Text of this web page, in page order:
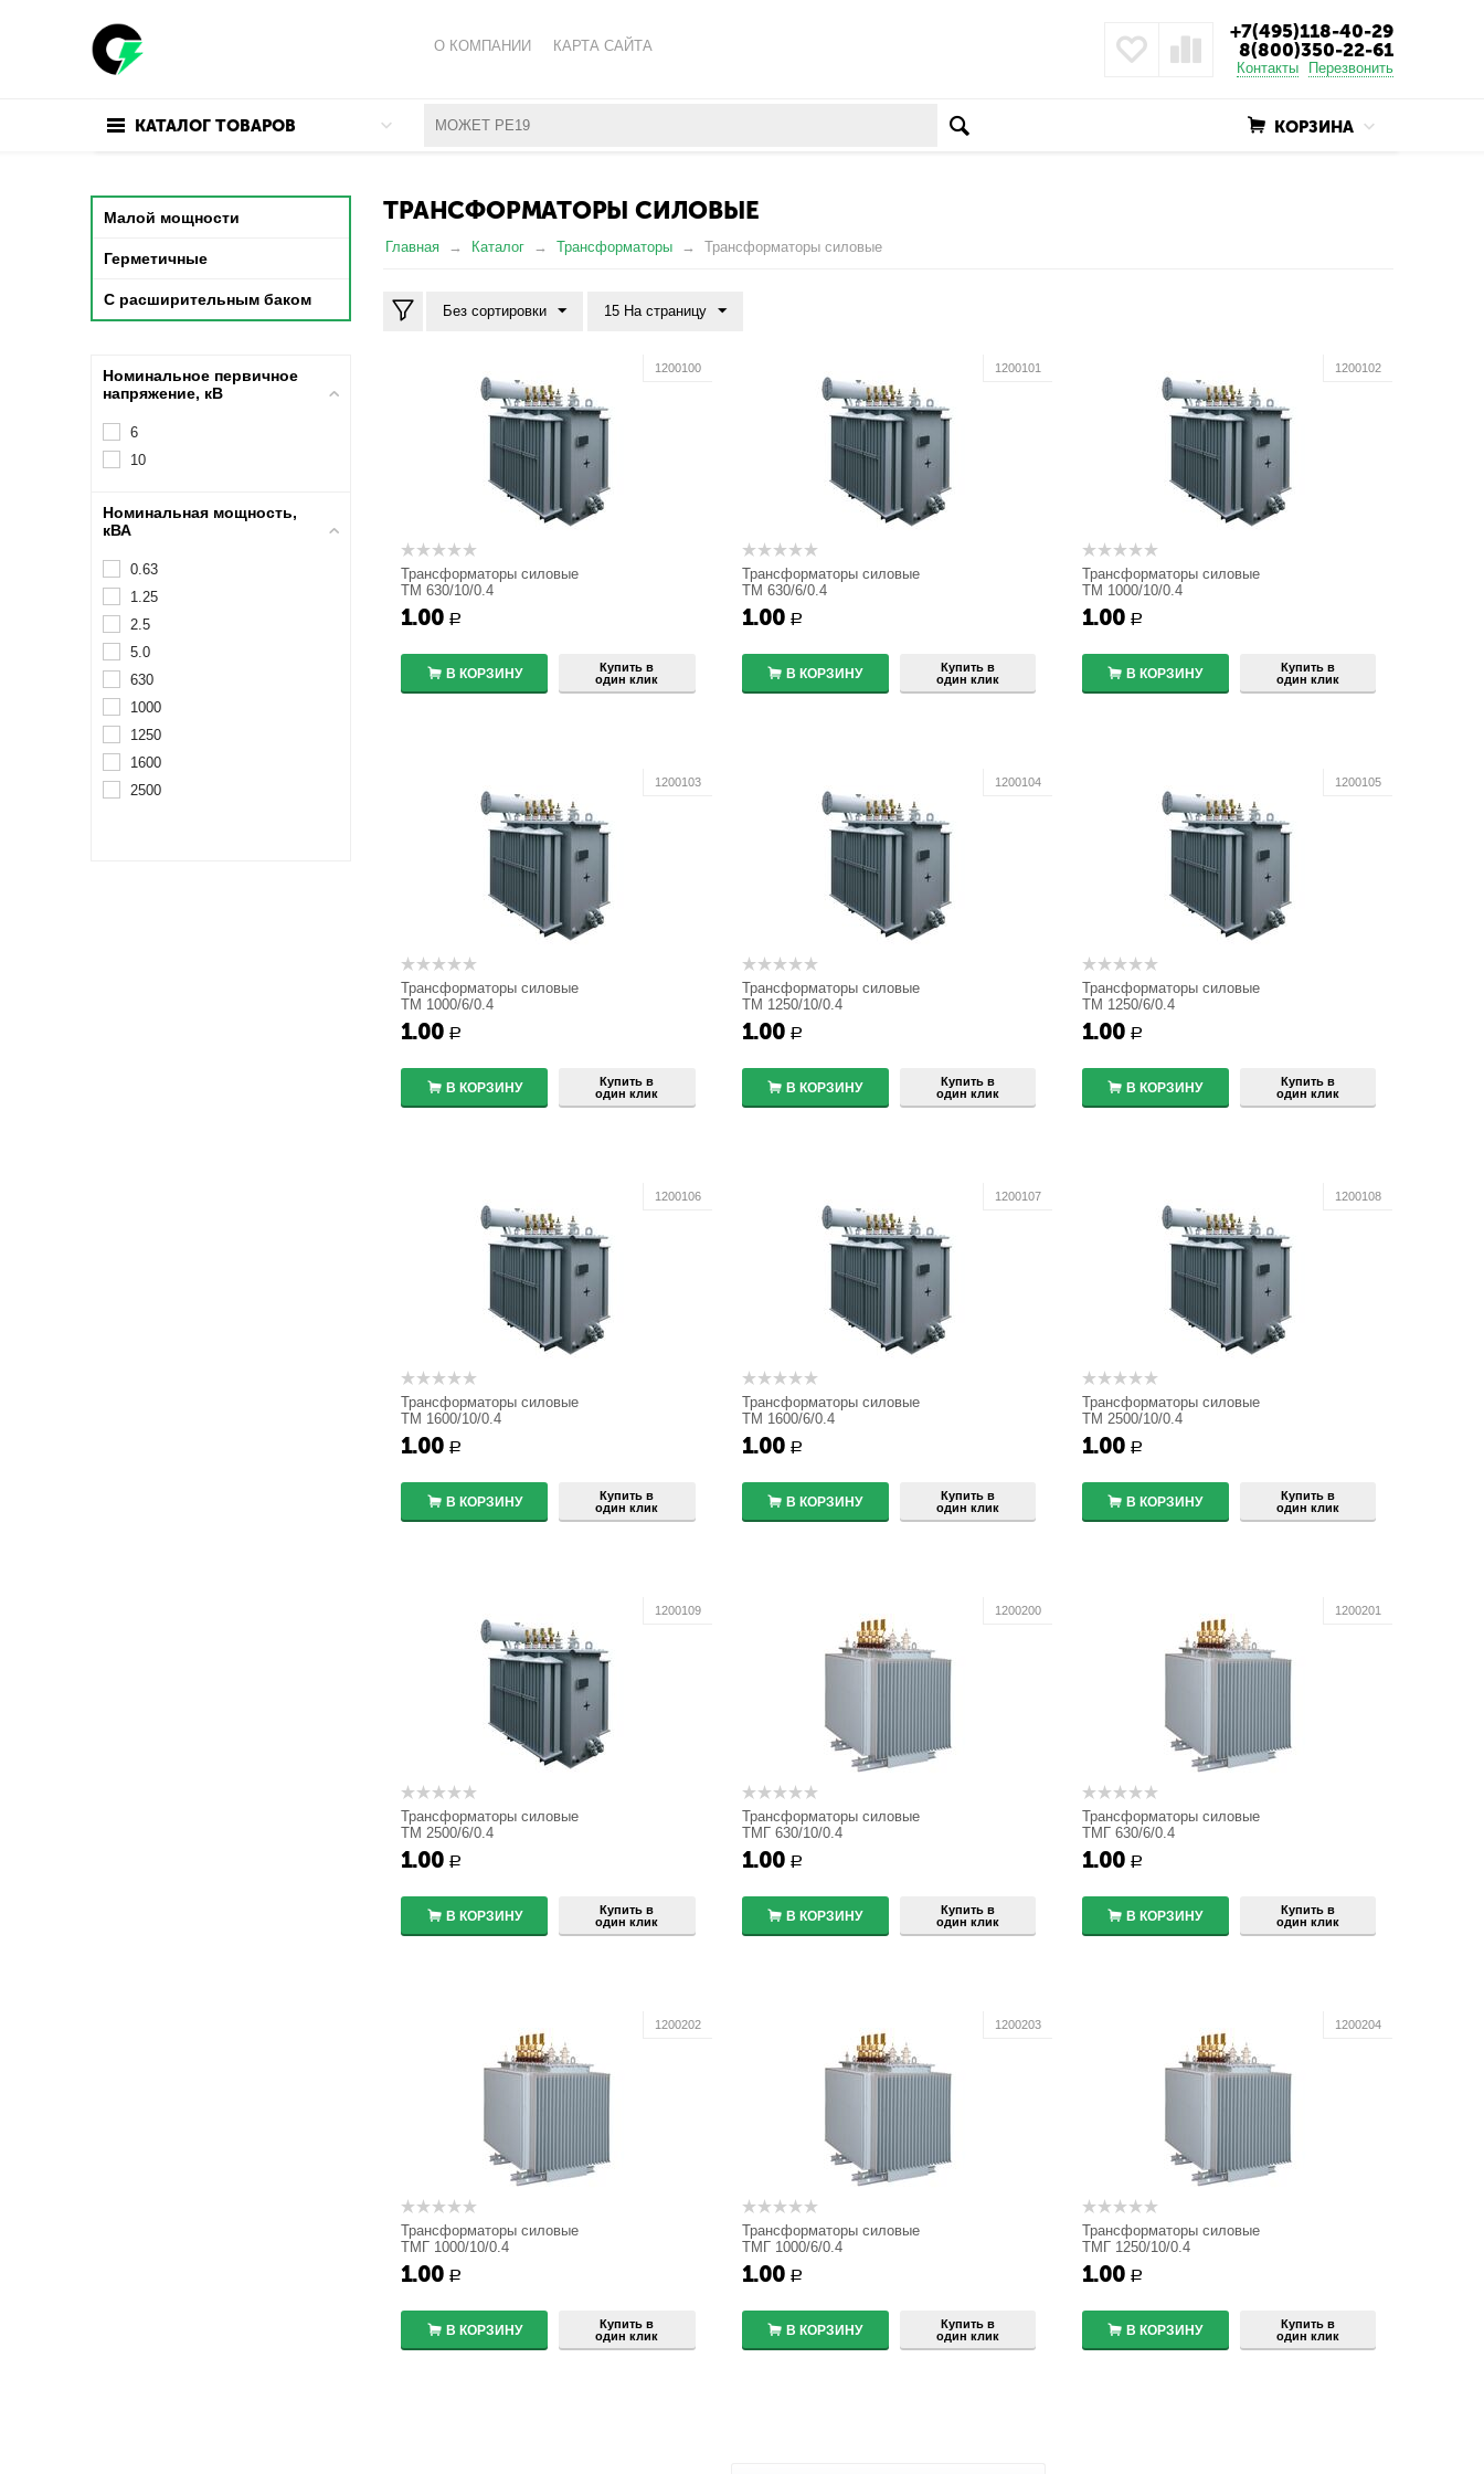
О КОМПАНИИ КАРТА САЙТА
+7(495)118-40-29
8(800)350-22-61
Контакты Перезвонить
КАТАЛОГ ТОВАРОВ КОРЗИНА
ТРАНСФОРМАТОРЫ СИЛОВЫЕ
Главная Каталог Трансформаторы Трансформаторы силовые
Без сортировки 15 На страницу
1200100
Трансформаторы силовые
ТМ 630/10/0.4
1.00 Р
В КОРЗИНУ
Купить в
один клик
1200101
Трансформаторы силовые
ТМ 630/6/0.4
1.00 Р
В КОРЗИНУ
Купить в
один клик
1200102
Трансформаторы силовые
ТМ 1000/10/0.4
1.00 Р
В КОРЗИНУ
Купить в
один клик
1200103
Трансформаторы силовые
ТМ 1000/6/0.4
1.00 Р
В КОРЗИНУ
Купить в
один клик
1200104
Трансформаторы силовые
ТМ 1250/10/0.4
1.00 Р
В КОРЗИНУ
Купить в
один клик
1200105
Трансформаторы силовые
ТМ 1250/6/0.4
1.00 Р
В КОРЗИНУ
Купить в
один клик
1200106
Трансформаторы силовые
ТМ 1600/10/0.4
1.00 Р
В КОРЗИНУ
Купить в
один клик
1200107
Трансформаторы силовые
ТМ 1600/6/0.4
1.00 Р
В КОРЗИНУ
Купить в
один клик
1200108
Трансформаторы силовые
ТМ 2500/10/0.4
1.00 Р
В КОРЗИНУ
Купить в
один клик
1200109
Трансформаторы силовые
ТМ 2500/6/0.4
1.00 Р
В КОРЗИНУ
Купить в
один клик
1200200
Трансформаторы силовые
ТМГ 630/10/0.4
1.00 Р
В КОРЗИНУ
Купить в
один клик
1200201
Трансформаторы силовые
ТМГ 630/6/0.4
1.00 Р
В КОРЗИНУ
Купить в
один клик
1200202
Трансформаторы силовые
ТМГ 1000/10/0.4
1.00 Р
В КОРЗИНУ
Купить в
один клик
1200203
Трансформаторы силовые
ТМГ 1000/6/0.4
1.00 Р
В КОРЗИНУ
Купить в
один клик
1200204
Трансформаторы силовые
ТМГ 1250/10/0.4
1.00 Р
В КОРЗИНУ
Купить в
один клик
Малой мощности
Герметичные
С расширительным баком
Номинальное первичное
напряжение, кВ
6
10
Номинальная мощность,
кВА
0.63
1.25
2.5
5.0
630
1000
1250
1600
2500